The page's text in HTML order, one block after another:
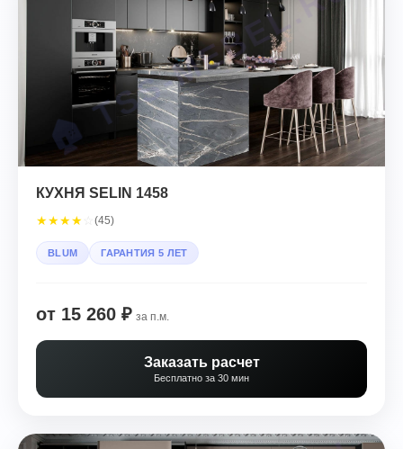
КУХНЯ SELIN 1458
★★★★ (45)
BLUM ГАРАНТИЯ 5 ЛЕТ
от 15 260 ₽ за п.м.
Заказать расчет
Бесплатно за 30 мин